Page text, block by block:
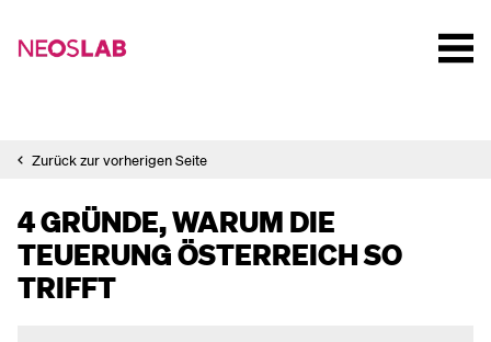
Zurück zur vorherigen Seite
4 GRÜNDE, WARUM DIE
TEUERUNG ÖSTERREICH SO
TRIFFT